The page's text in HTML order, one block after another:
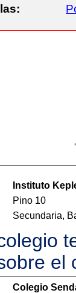
Instituto
Pino 10
Secundaria,
el
Colegio